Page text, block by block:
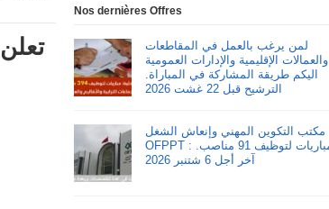
Nos dernières Offres
لمن يرغب بالعمل في المقاطعات
والعمالات الإقليمية والإدارات العمومية
اليكم طريقة المشاركة في المباراة.
الترشيح قبل 22 غشت 2026
مكتب التكوين المهني وإنعاش الشغل
OFPPT : مباريات لتوظيف 91 مناصب.
آخر أجل 6 شتنبر 2026